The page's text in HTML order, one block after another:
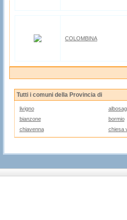
COLOMBINA
Tutti i comuni della Provincia di
livigno
bianzone
bormio
chiavenna
chiesa